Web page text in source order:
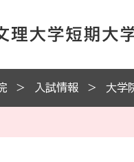
入試情報 大学